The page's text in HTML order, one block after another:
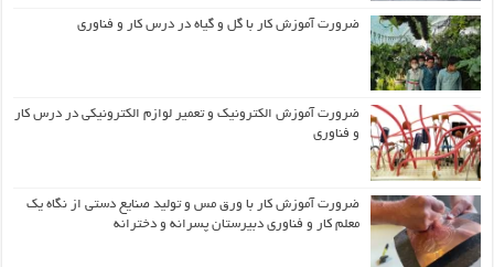
ضرورت آموزش کار با گل و گیاه در درس کار و فناوری
ضرورت آموزش الکترونیک و تعمیر لوازم الکترونیکی در درس کار
و فناوری
ضرورت آموزش کار با ورق مس و تولید صنایع دستی از نگاه یک
معلم کار و فناوری دبیرستان پسرانه و دخترانه